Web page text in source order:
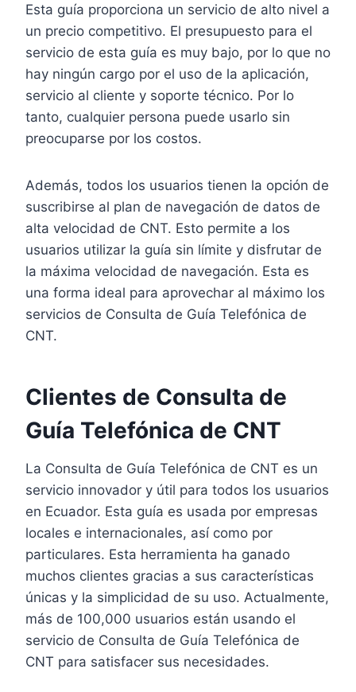
Esta guía proporciona un servicio de alto nivel a
un precio competitivo. El presupuesto para el
servicio de esta guía es muy bajo, por lo que no
hay ningún cargo por el uso de la aplicación,
servicio al cliente y soporte técnico. Por lo
tanto, cualquier persona puede usarlo sin
preocuparse por los costos.
Además, todos los usuarios tienen la opción de
suscribirse al plan de navegación de datos de
alta velocidad de CNT. Esto permite a los
usuarios utilizar la guía sin límite y disfrutar de
la máxima velocidad de navegación. Esta es
una forma ideal para aprovechar al máximo los
servicios de Consulta de Guía Telefónica de
CNT.
Clientes de Consulta de
Guía Telefónica de CNT
La Consulta de Guía Telefónica de CNT es un
servicio innovador y útil para todos los usuarios
en Ecuador. Esta guía es usada por empresas
locales e internacionales, así como por
particulares. Esta herramienta ha ganado
muchos clientes gracias a sus características
únicas y la simplicidad de su uso. Actualmente,
más de 100,000 usuarios están usando el
servicio de Consulta de Guía Telefónica de
CNT para satisfacer sus necesidades.